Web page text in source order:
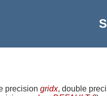
precision gridx, double